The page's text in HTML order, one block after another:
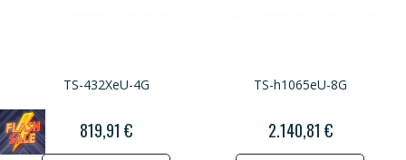
TS-432XeU-4G
819,91 €
TS-h1065eU-8G
2.140,81 €